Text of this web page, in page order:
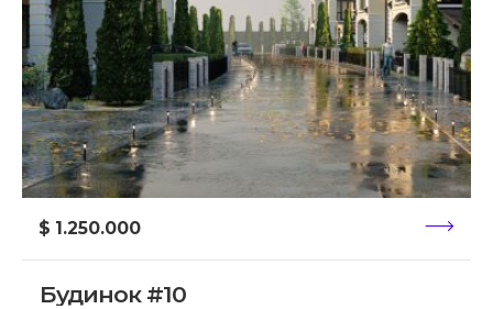
Будинок #10
$ 1.250.000